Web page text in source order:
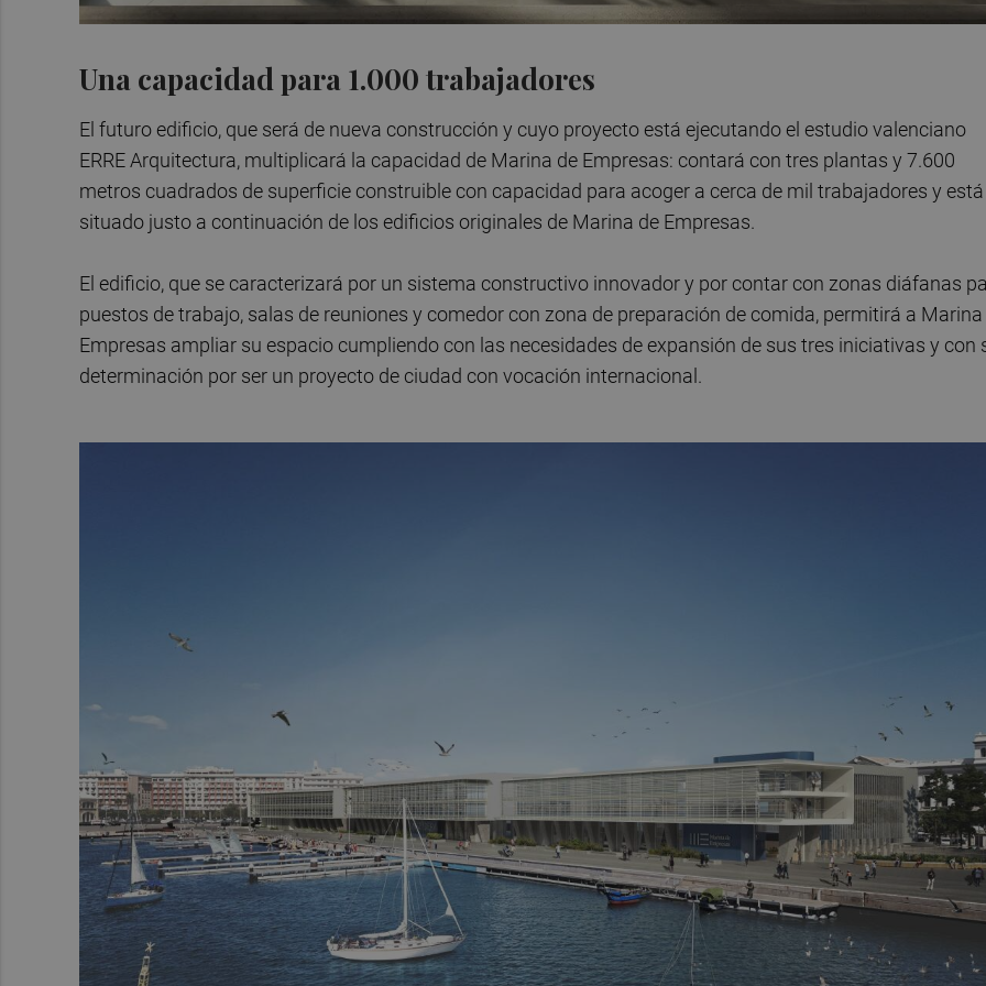
Una capacidad para 1.000 trabajadores
El futuro edificio, que será de nueva construcción y cuyo proyecto está ejecutando el estudio valenciano
ERRE Arquitectura, multiplicará la capacidad de Marina de Empresas: contará con tres plantas y 7.600
metros cuadrados de superficie construible con capacidad para acoger a cerca de mil trabajadores y está
situado justo a continuación de los edificios originales de Marina de Empresas.
El edificio, que se caracterizará por un sistema constructivo innovador y por contar con zonas diáfanas
puestos de trabajo, salas de reuniones y comedor con zona de preparación de comida, permitirá a Marina
Empresas ampliar su espacio cumpliendo con las necesidades de expansión de sus tres iniciativas y con
determinación por ser un proyecto de ciudad con vocación internacional.